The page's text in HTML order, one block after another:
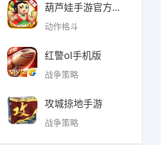
葫芦娃手游官方最新版
动作格斗
红警ol手机版
战争策略
攻城掠地手游
战争策略